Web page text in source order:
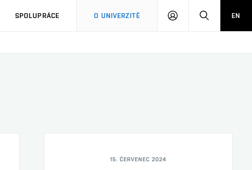
SPOLUPRÁCE O UNIVERZITĚ
PŘIHLÁSIT HLEDATEN
15. ČERVENEC 2024